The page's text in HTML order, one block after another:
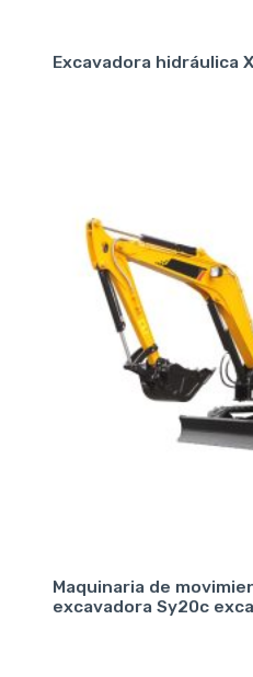
Excavadora hidráulica
Maquinaria de
excavadora Sy20c